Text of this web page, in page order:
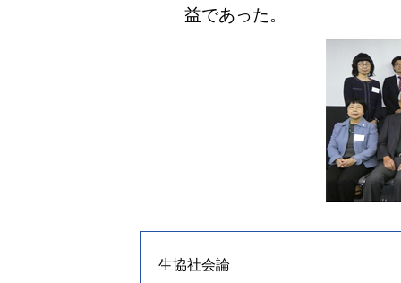
益であった。
生協社会論